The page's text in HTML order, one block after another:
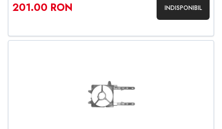
201.00 RON INDISPONIBIL